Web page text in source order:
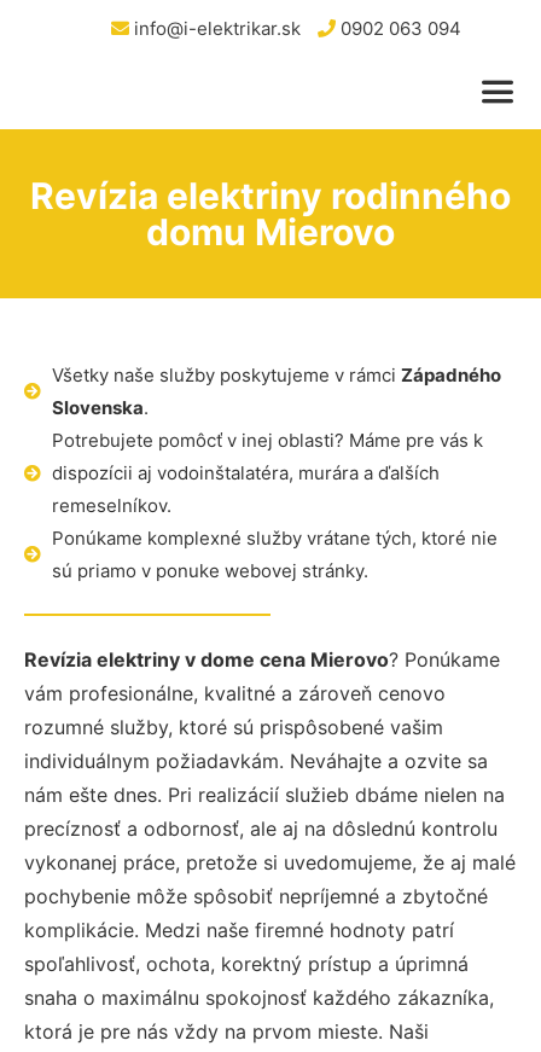
info@i-elektrikar.sk 0902 063 094
Revízia elektriny rodinného
domu Mierovo
Všetky naše služby poskytujeme v rámci Západného
Slovenska.
Potrebujete pomôcť v inej oblasti? Máme pre vás k
dispozícii aj vodoinštalatéra, murára a ďalších
remeselníkov.
Ponúkame komplexné služby vrátane tých, ktoré nie
sú priamo v ponuke webovej stránky.
Revízia elektriny v dome cena Mierovo? Ponúkame
vám profesionálne, kvalitné a zároveň cenovo
rozumné služby, ktoré sú prispôsobené vašim
individuálnym požiadavkám. Neváhajte a ozvite sa
nám ešte dnes. Pri realizácií služieb dbáme nielen na
precíznosť a odbornosť, ale aj na dôslednú kontrolu
vykonanej práce, pretože si uvedomujeme, že aj malé
pochybenie môže spôsobiť nepríjemné a zbytočné
komplikácie. Medzi naše firemné hodnoty patrí
spoľahlivosť, ochota, korektný prístup a úprimná
snaha o maximálnu spokojnosť každého zákazníka,
ktorá je pre nás vždy na prvom mieste. Naši